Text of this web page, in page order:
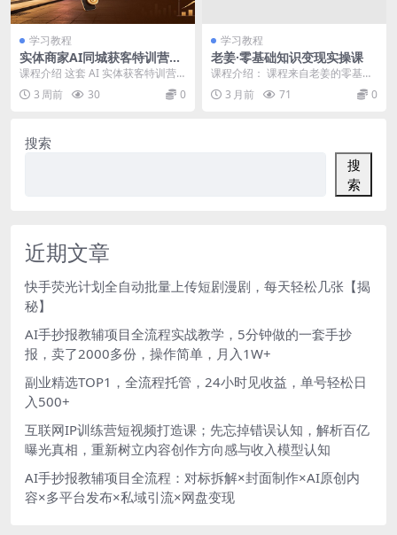
学习教程
实体商家AI同城获客特训营：
数字人短视频批量制作，矩阵
账号搭建爆款文案引流教程
课程介绍 这套 AI 实体获客特训营
专为餐饮、美业、服务类本地实体
店打造，依托 ...
3 周前 30 0
学习教程
老姜·零基础知识变现实操课
课程介绍： 课程来自老姜的零基础
知识变现实操课。主要内容包括：
认知破局、账号基建...
3 月前 71 0
搜索
搜
索
近期文章
快手荧光计划全自动批量上传短剧漫剧，每天轻松几张【揭
秘】
AI手抄报教辅项目全流程实战教学，5分钟做的一套手抄
报，卖了2000多份，操作简单，月入1W+
副业精选TOP1，全流程托管，24小时见收益，单号轻松日
入500+
互联网IP训练营短视频打造课；先忘掉错误认知，解析百亿
曝光真相，重新树立内容创作方向感与收入模型认知
AI手抄报教辅项目全流程：对标拆解×封面制作×AI原创内
容×多平台发布×私域引流×网盘变现